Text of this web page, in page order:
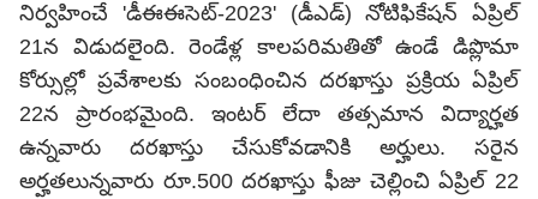
నిర్వహించే 'డీఈఈసెట్‌-2023' (డీఎడ్‌) నోటిఫికేషన్‌ ఏప్రిల్
21న విడుదలైంది. రెండేళ్ల కాలపరిమతితో ఉండే డిప్లొమా
కోర్సుల్లో ప్రవేశాలకు సంబంధించిన దరఖాస్తు ప్రక్రియ ఏప్రిల్
22న ప్రారంభమైంది. ఇంటర్ లేదా తత్సమాన విద్యార్హత
ఉన్నవారు దరఖాస్తు చేసుకోవడానికి అర్హులు. సరైన
అర్హతలున్నవారు రూ.500 దరఖాస్తు ఫీజు చెల్లించి ఏప్రిల్ 22